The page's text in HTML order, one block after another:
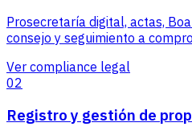
Prosecretaría digital, actas,
consejo y seguimiento a
Ver compliance legal
02
Registro y gestión de